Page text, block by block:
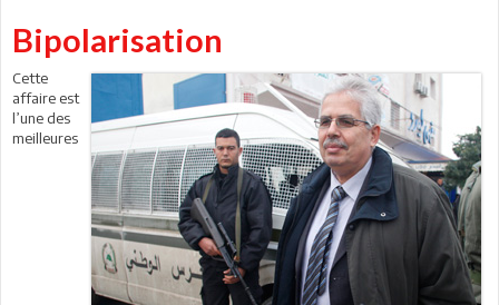
Bipolarisation
Cette
affaire est
l’une des
meilleures